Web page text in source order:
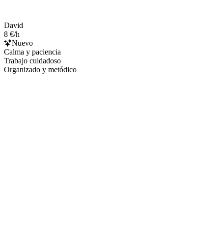
David
8 €/h
Nuevo
Calma y paciencia
Trabajo cuidadoso
Organizado y metódico